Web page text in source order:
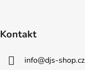
Kontakt
info@djs-shop.cz